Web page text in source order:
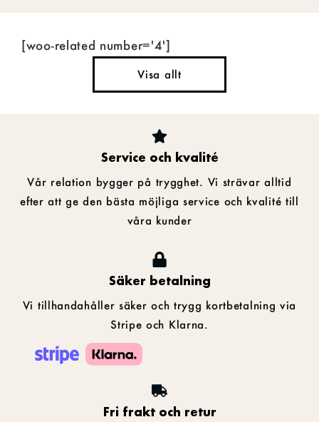
[woo-related number='4']
Visa allt
Service och kvalité
Vår relation bygger på trygghet. Vi strävar alltid
efter att ge den bästa möjliga service och kvalité till
våra kunder
Säker betalning
Vi tillhandahåller säker och trygg kortbetalning via
Stripe och Klarna.
Fri frakt och retur